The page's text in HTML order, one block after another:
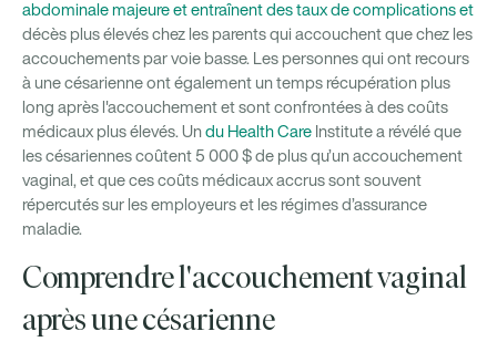
abdominale majeure et entraînent des taux de complications et
décès plus élevés chez les parents qui accouchent que chez les
accouchements par voie basse. Les personnes qui ont recours
à une césarienne ont également un temps récupération plus
long après l'accouchement et sont confrontées à des coûts
médicaux plus élevés. Undu Health Care Institute a révélé que
les césariennes coûtent 5 000 $ de plus qu’un accouchement
vaginal, et que ces coûts médicaux accrus sont souvent
répercutés sur les employeurs et les régimes d’assurance
maladie.
Comprendre l'accouchement vaginal
après une césarienne